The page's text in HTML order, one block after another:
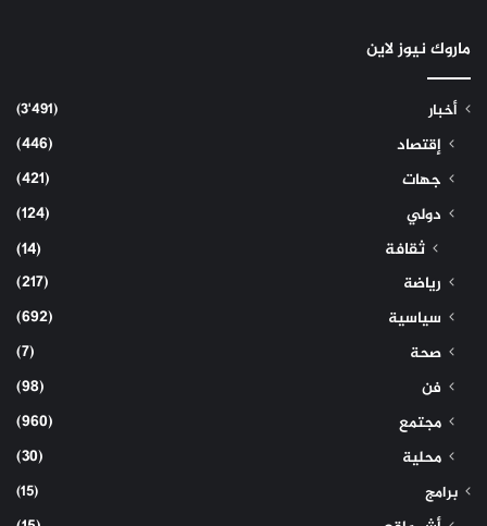
ماروك نيوز لاين
أخبار (3٬491)
إقتصاد
(446)
جهات
(421)
دولي
(124)
ثقافة (14)
رياضة
(217)
سياسية
(692)
صحة
(7)
فن
(98)
مجتمع
(960)
محلية
(30)
برامج (15)